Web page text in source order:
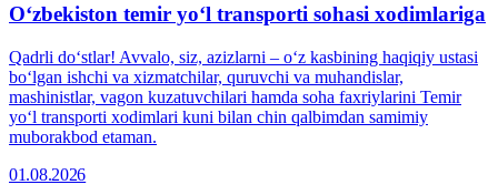
Oʻzbekiston temir yoʻl transporti sohasi xodimlariga
Qadrli doʻstlar! Avvalo, siz, azizlarni – oʻz kasbining haqiqiy ustasi
boʻlgan ishchi va xizmatchilar, quruvchi va muhandislar,
mashinistlar, vagon kuzatuvchilari hamda soha faxriylarini Temir
yoʻl transporti xodimlari kuni bilan chin qalbimdan samimiy
muborakbod etaman.
01.08.2026